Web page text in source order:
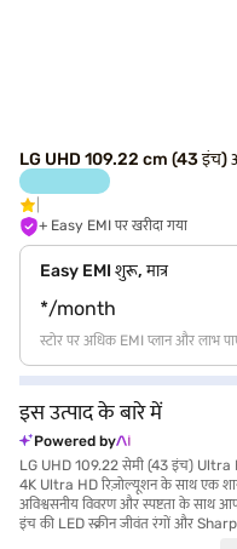
LG UHD 109.22 cm (43 इंच)
+ Easy EMI पर खरीदा गया
Easy EMI शुरू, मात्र
*/month
स्टोर पर अधिक EMI प्लान और लाभ
इस उत्पाद के बारे में
Powered by
LG UHD 109.22 सेमी (43 इंच)
4K Ultra HD रिज़ोल्यूशन के साथ एक
अविश्वसनीय विवरण और स्पष्टता के साथ
इंच की LED स्क्रीन जीवंत रंगों और Sharp